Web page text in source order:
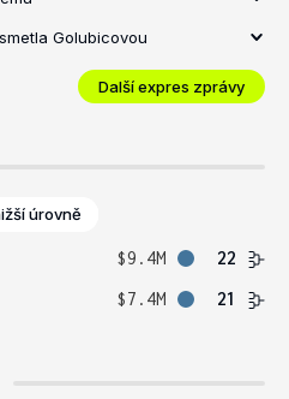
Golubicovou
Další expres zprávy
úrovně
$9.4M
22
$7.4M 21